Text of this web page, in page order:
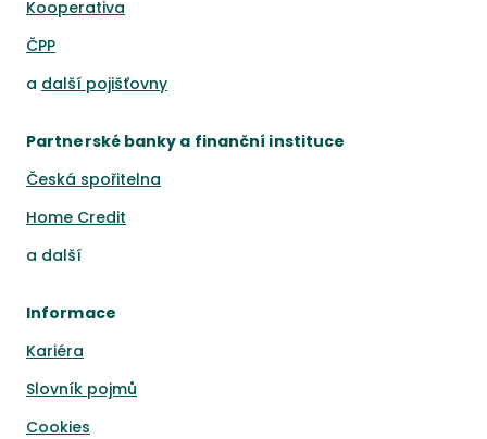
Kooperativa
ČPP
a další pojišťovny
Partnerské banky a finanční instituce
Česká spořitelna
Home Credit
a další
Informace
Kariéra
Slovník pojmů
Cookies